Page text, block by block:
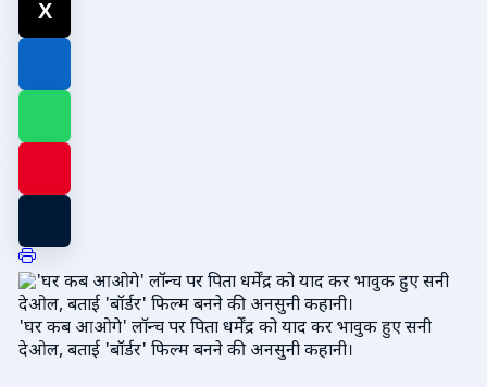
'घर कब आओगे' लॉन्च पर पिता धर्मेंद्र को याद कर भावुक हुए सनी
देओल, बताई 'बॉर्डर' फिल्म बनने की अनसुनी कहानी।